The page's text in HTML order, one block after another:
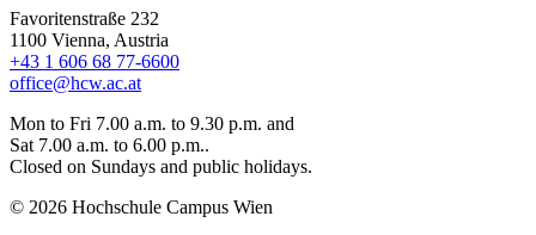
Favoritenstraße 232
1100 Vienna, Austria
+43 1 606 68 77-6600
office@hcw.ac.at
Mon to Fri 7.00 a.m. to 9.30 p.m. and
Sat 7.00 a.m. to 6.00 p.m..
Closed on Sundays and public holidays.
© 2026 Hochschule Campus Wien